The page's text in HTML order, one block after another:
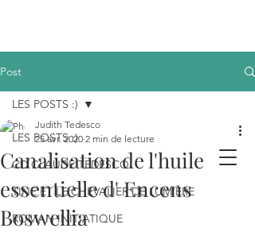
Post
LES POSTS :)
CD CLAUDE TEDESCO
TINE ET LE CHEVALIER DE LUMIÈRE
ROMAN INITIATIQUE
LES POSTS :)
Canalisation de l'huile
essentielle d' Encens
Boswellia
Judith Tedesco
25 avr. 2020 2 min de lecture